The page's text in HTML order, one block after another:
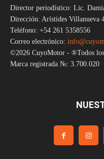
Director periodístico: Lic.
Dirección: Arístides Villanueva
Teléfono: +54 261 5358556
Correo electrónico:
©2026 CuyoMotor - ®Todos los
Marca registrada №: 3.700.020